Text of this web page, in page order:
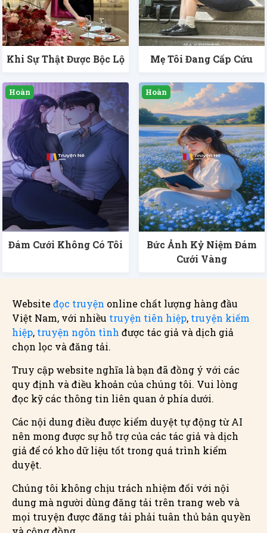
Khi Sự Thật Được Bộc Lộ Mẹ Tôi Đang Cấp Cứu
Đám Cưới Không Có Tôi
Bức Ảnh Kỷ Niệm Đám
Cưới Vàng
Website đọc truyện online chất lượng hàng đầu
Việt Nam, với nhiều truyện tiên hiệp, truyện kiếm
hiệp, truyện ngôn tình được tác giả và dịch giả
chọn lọc và đăng tải.
Truy cập website nghĩa là bạn đã đồng ý với các
quy định và điều khoản của chúng tôi. Vui lòng
đọc kỹ các thông tin liên quan ở phía dưới.
Các nội dung điều được kiểm duyệt tự động từ AI
nên mong được sự hỗ trợ của các tác giả và dịch
giả để có kho dữ liệu tốt trong quá trình kiểm
duyệt.
Chúng tôi không chịu trách nhiệm đối với nội
dung mà người dùng đăng tải trên trang web và
mọi truyện được đăng tải phải tuân thủ bản quyền